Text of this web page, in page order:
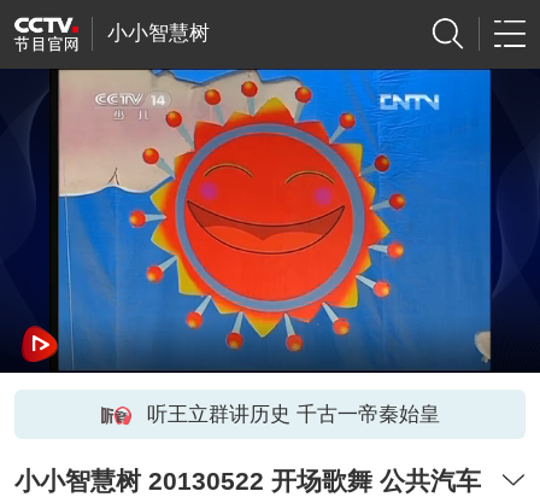
小小智慧树
听王立群讲历史 千古一帝秦始皇
小小智慧树 20130522 开场歌舞 公共汽车